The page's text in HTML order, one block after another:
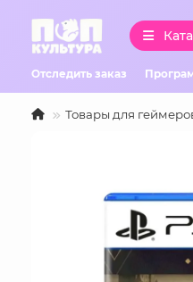
Отследить заказ
Товары для